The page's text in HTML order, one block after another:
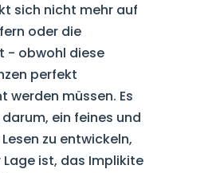
sich nicht mehr auf
oder die
- obwohl diese
perfekt
werden müssen. Es
ein feines und
zu entwickeln,
Lage ist, das Implikite